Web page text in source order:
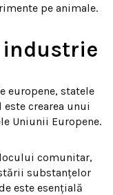
pe animale.
europene, statele
crearea unui
Uniunii Europene.
comunitar,
substanțelor
este esențială